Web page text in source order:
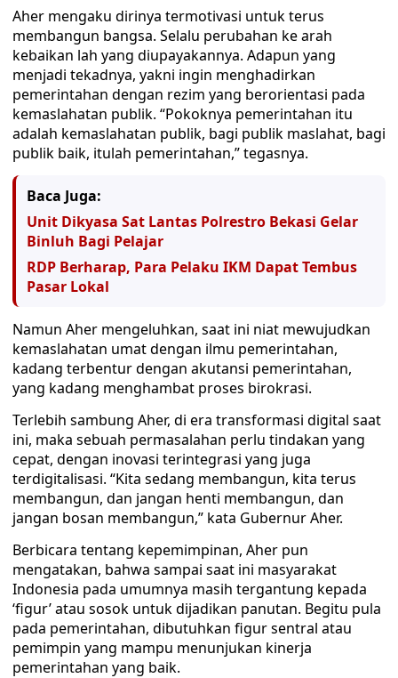
Aher mengaku dirinya termotivasi untuk terus
membangun bangsa. Selalu perubahan ke arah
kebaikan lah yang diupayakannya. Adapun yang
menjadi tekadnya, yakni ingin menghadirkan
pemerintahan dengan rezim yang berorientasi pada
kemaslahatan publik. “Pokoknya pemerintahan itu
adalah kemaslahatan publik, bagi publik maslahat, bagi
publik baik, itulah pemerintahan,” tegasnya.
Baca Juga:
Unit Dikyasa Sat Lantas Polrestro Bekasi Gelar
Binluh Bagi Pelajar
RDP Berharap, Para Pelaku IKM Dapat Tembus
Pasar Lokal
Namun Aher mengeluhkan, saat ini niat mewujudkan
kemaslahatan umat dengan ilmu pemerintahan,
kadang terbentur dengan akutansi pemerintahan,
yang kadang menghambat proses birokrasi.
Terlebih sambung Aher, di era transformasi digital saat
ini, maka sebuah permasalahan perlu tindakan yang
cepat, dengan inovasi terintegrasi yang juga
terdigitalisasi. “Kita sedang membangun, kita terus
membangun, dan jangan henti membangun, dan
jangan bosan membangun,” kata Gubernur Aher.
Berbicara tentang kepemimpinan, Aher pun
mengatakan, bahwa sampai saat ini masyarakat
Indonesia pada umumnya masih tergantung kepada
‘figur’ atau sosok untuk dijadikan panutan. Begitu pula
pada pemerintahan, dibutuhkan figur sentral atau
pemimpin yang mampu menunjukan kinerja
pemerintahan yang baik.